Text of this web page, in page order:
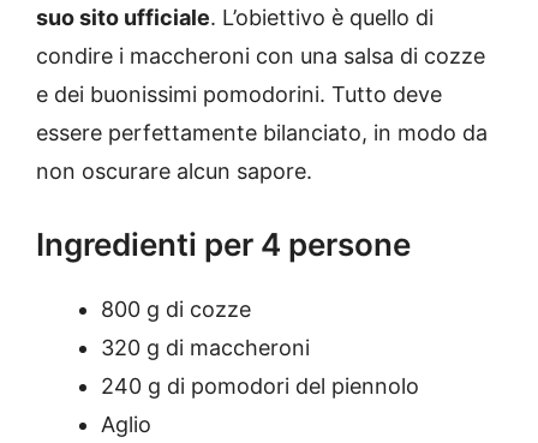
suo sito ufficiale. L’obiettivo è quello di
condire i maccheroni con una salsa di cozze
e dei buonissimi pomodorini. Tutto deve
essere perfettamente bilanciato, in modo da
non oscurare alcun sapore.
Ingredienti per 4 persone
800 g di cozze
320 g di maccheroni
240 g di pomodori del piennolo
Aglio